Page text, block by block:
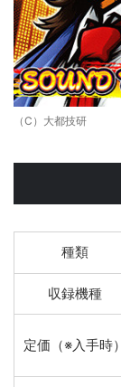
（C）大都技研
種類
収録機種
定価（※入手時）